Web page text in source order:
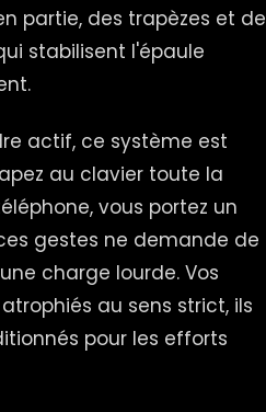
partie, des trapèzes et de
stabilisent l'épaule
actif, ce système est
au clavier toute la
vous portez un
gestes ne demande de
charge lourde. Vos
au sens strict, ils
pour les efforts